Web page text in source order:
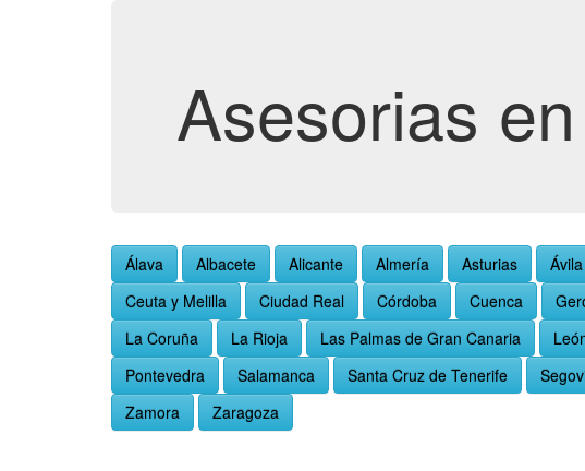
Asesorias
Álava Albacete Alicante Almería Asturias Ávila
Ceuta y Melilla
Ciudad Real Córdoba Cuenca
La Coruña
La Rioja Las Palmas de Gran Canaria
Pontevedra
Salamanca Santa Cruz de Tenerife
Zamora
Zaragoza